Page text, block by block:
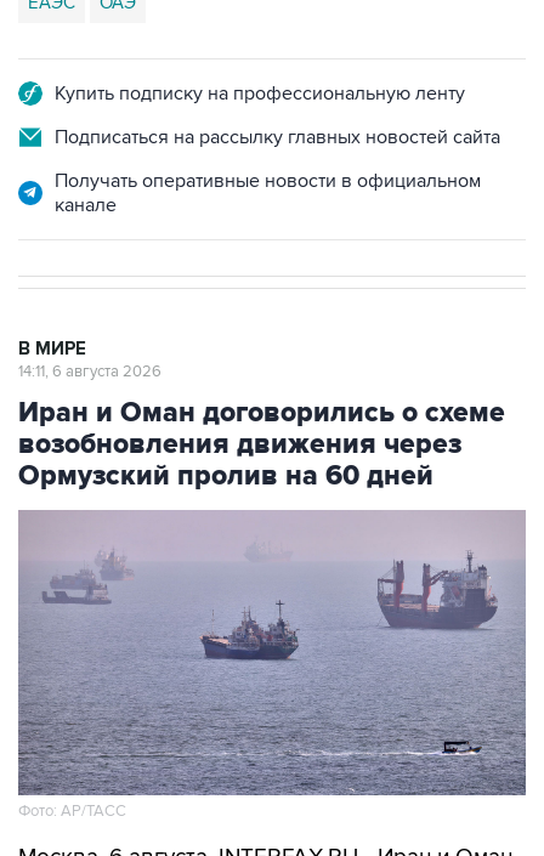
Купить подписку на профессиональную ленту
Подписаться на рассылку главных новостей сайта
Получать оперативные новости в официальном
канале
В МИРЕ
14:11, 6 августа 2026
Иран и Оман договорились о схеме
возобновления движения через
Ормузский пролив на 60 дней
Фото: AP/ТАСС